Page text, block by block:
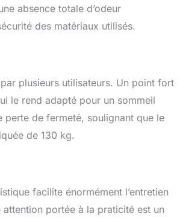
complètement et atteindre sa taille
confort maximal et un soutien
absence totale d’odeur
des matériaux utilisés.
plusieurs utilisateurs. Un point fort
le rend adapté pour un sommeil
perte de fermeté, soulignant que le
de 130 kg.
facilite énormément l’entretien
portée à la praticité est un